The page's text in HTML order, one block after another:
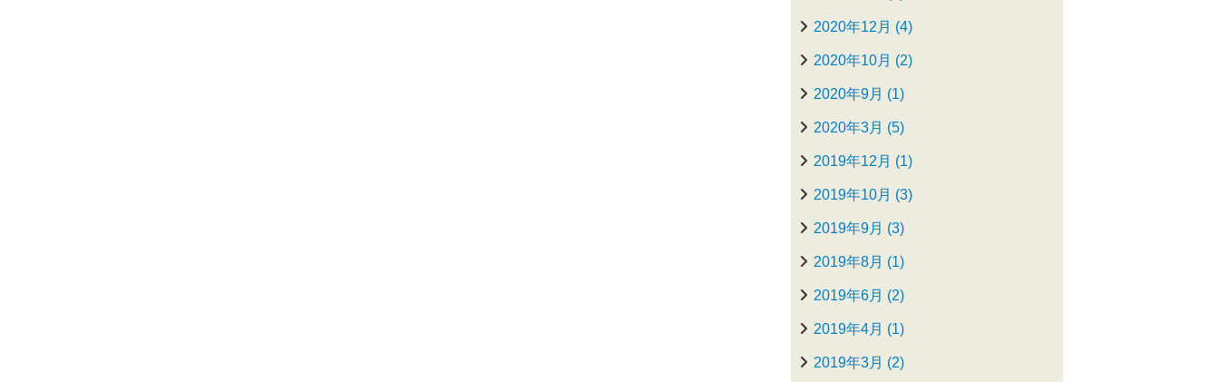
2020年12月 (4)
2020年10月 (2)
2020年9月 (1)
2020年3月 (5)
2019年12月 (1)
2019年10月 (3)
2019年9月 (3)
2019年8月 (1)
2019年6月 (2)
2019年4月 (1)
2019年3月 (2)